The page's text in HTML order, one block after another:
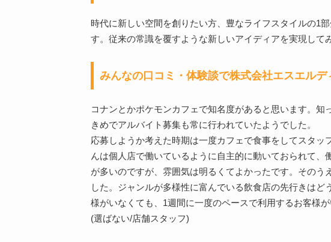
時代に新しい空間を創りたい方、豊なライフスタイルの1
す。従来の常識を覆すような新しいアイディアを実現して
みんなの口コミ・体験談で株式会社エスエル
コナンとかポケモンカフェで知名度があると思います。知
きめでアルバイト募集も常に行われていたようでした。
応募しようか考えた時期は一度カフェで食事をしてスタッ
んは個人店で働いているように自主的に動いておられて、
が多いのですが、雰囲気は明るくてよかったです。そのう
した。ジャンルが多様性に富んでいる飲食店の先行きは
様がいなくても、1週間に一度のペースで利用するお客様
(選ばない/店舗スタッフ)